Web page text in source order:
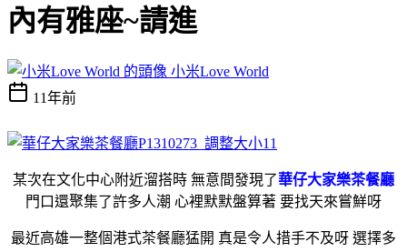
內有雅座~請進
小米Love World
11年前
某次在文化中心附近溜搭時 無意間發現了華仔大家樂茶餐廳
門口還聚集了許多人潮 心裡默默盤算著 要找天來嘗鮮呀
最近高雄一整個港式茶餐廳猛開 真是令人措手不及呀 選擇多